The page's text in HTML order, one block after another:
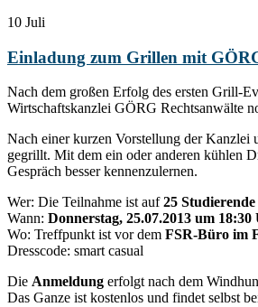
10 Juli
Einladung zum Grillen mit
Nach dem großen Erfolg des ersten Grill-
Wirtschaftskanzlei GÖRG Rechtsanwälte
Nach einer kurzen Vorstellung der Kanzlei
gegrillt. Mit dem ein oder anderen kühlen
Gespräch besser kennenzulernen.
Wer: Die Teilnahme ist auf25
Wann: Donnerstag, 25.07.2013 um 18:30
Wo: Treffpunkt ist vor dem FSR-Büro im
Dresscode: smart casual
Die Anmeldung erfolgt nach dem
Das Ganze ist kostenlos und findet selbst